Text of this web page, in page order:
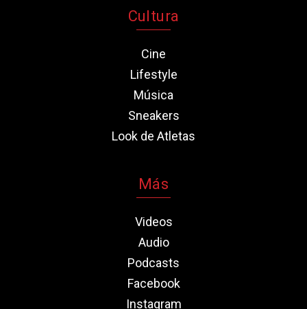
Cultura
Cine
Lifestyle
Música
Sneakers
Look de Atletas
Más
Videos
Audio
Podcasts
Facebook
Instagram